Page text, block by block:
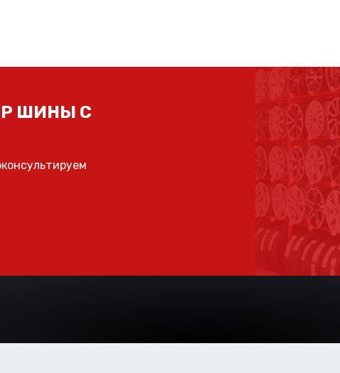
ШИНЫ С